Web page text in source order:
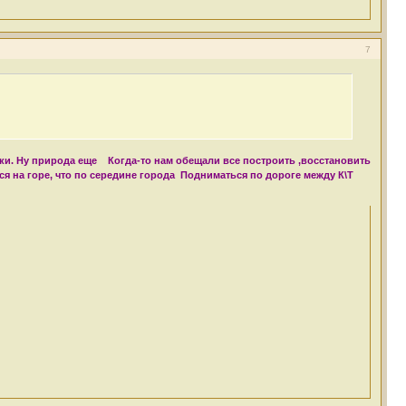
7
Ну природа еще
Когда-то нам обещали все построить ,восстановить
на горе, что по середине города Подниматься по дороге между К\Т